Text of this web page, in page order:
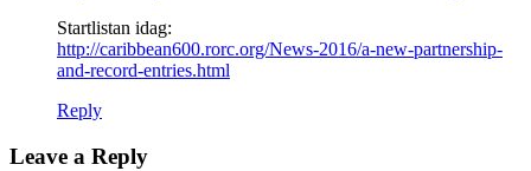
Startlistan idag:
http://caribbean600.rorc.org/News-2016/a-new-partnership-
and-record-entries.html
Reply
Leave a Reply